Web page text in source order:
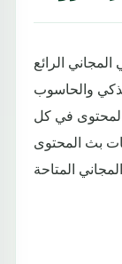
الرائع
والحاسوب
المحتوى في كل
بث المحتوى